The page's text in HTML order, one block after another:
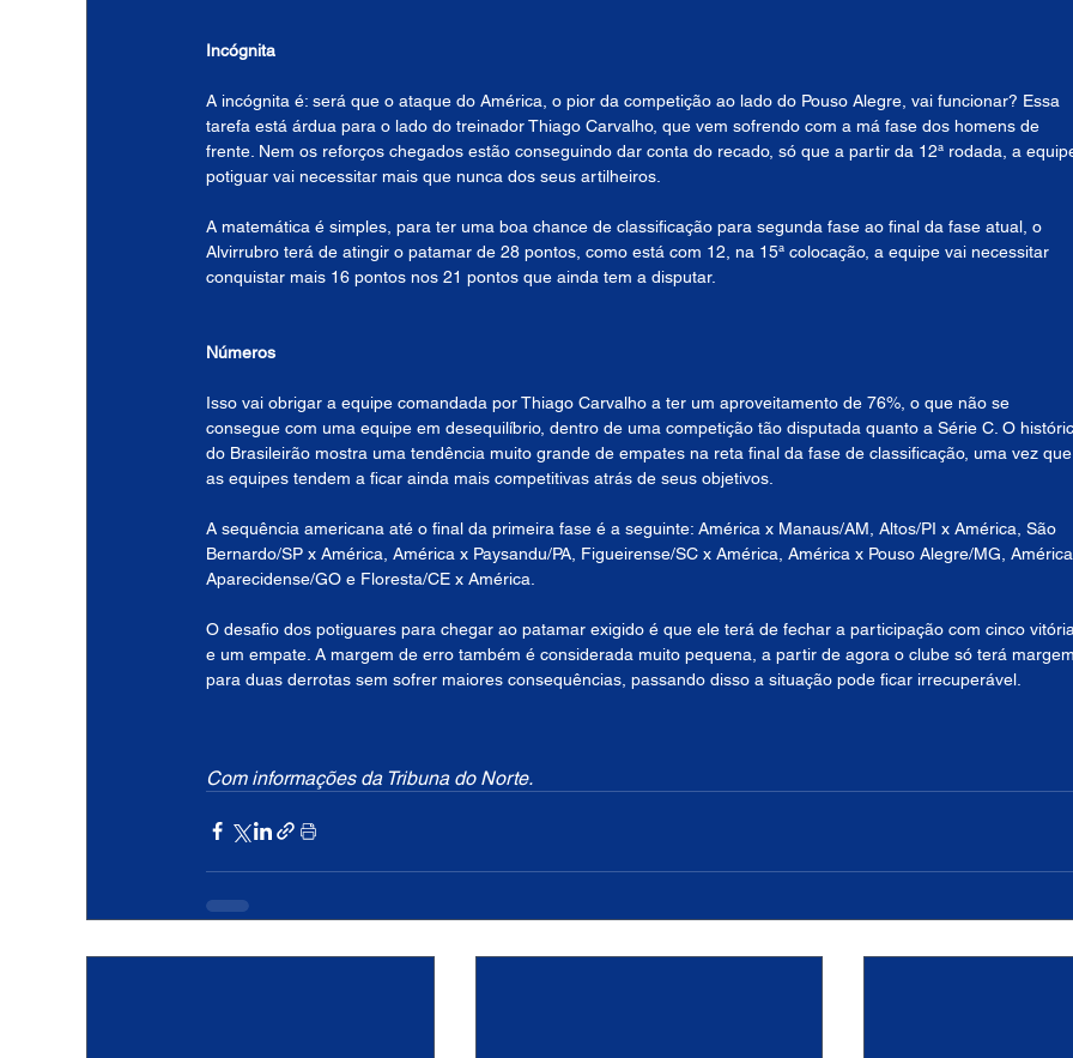
Incógnita
A incógnita é: será que o ataque do América, o pior da competição ao lado do Pouso Alegre, vai funcionar? Essa
tarefa está árdua para o lado do treinador Thiago Carvalho, que vem sofrendo com a má fase dos homens de
frente. Nem os reforços chegados estão conseguindo dar conta do recado, só que a partir da 12ª rodada, a
potiguar vai necessitar mais que nunca dos seus artilheiros.
A matemática é simples, para ter uma boa chance de classificação para segunda fase ao final da fase atual, o
Alvirrubro terá de atingir o patamar de 28 pontos, como está com 12, na 15ª colocação, a equipe vai necessitar
conquistar mais 16 pontos nos 21 pontos que ainda tem a disputar.
Números
Isso vai obrigar a equipe comandada por Thiago Carvalho a ter um aproveitamento de 76%, o que não se
consegue com uma equipe em desequilíbrio, dentro de uma competição tão disputada quanto a Série C. O
do Brasileirão mostra uma tendência muito grande de empates na reta final da fase de classificação, uma vez
as equipes tendem a ficar ainda mais competitivas atrás de seus objetivos.
A sequência americana até o final da primeira fase é a seguinte: América x Manaus/AM, Altos/PI x América, São
Bernardo/SP x América, América x Paysandu/PA, Figueirense/SC x América, América x Pouso Alegre/MG,
Aparecidense/GO e Floresta/CE x América.
O desafio dos potiguares para chegar ao patamar exigido é que ele terá de fechar a participação com cinco
e um empate. A margem de erro também é considerada muito pequena, a partir de agora o clube só terá
para duas derrotas sem sofrer maiores consequências, passando disso a situação pode ficar irrecuperável.
Com informações da Tribuna do Norte.